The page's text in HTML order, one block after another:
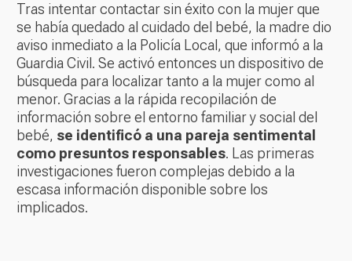
Tras intentar contactar sin éxito con la mujer que
se había quedado al cuidado del bebé, la madre dio
aviso inmediato a la Policía Local, que informó a la
Guardia Civil. Se activó entonces un dispositivo de
búsqueda para localizar tanto a la mujer como al
menor. Gracias a la rápida recopilación de
información sobre el entorno familiar y social del
bebé, se identificó a una pareja sentimental
como presuntos responsables. Las primeras
investigaciones fueron complejas debido a la
escasa información disponible sobre los
implicados.